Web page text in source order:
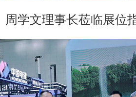
周学文理事长莅临展位